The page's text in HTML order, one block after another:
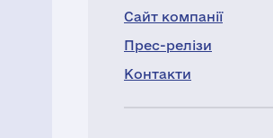
Сайт компанії
Прес-релізи
Контакти